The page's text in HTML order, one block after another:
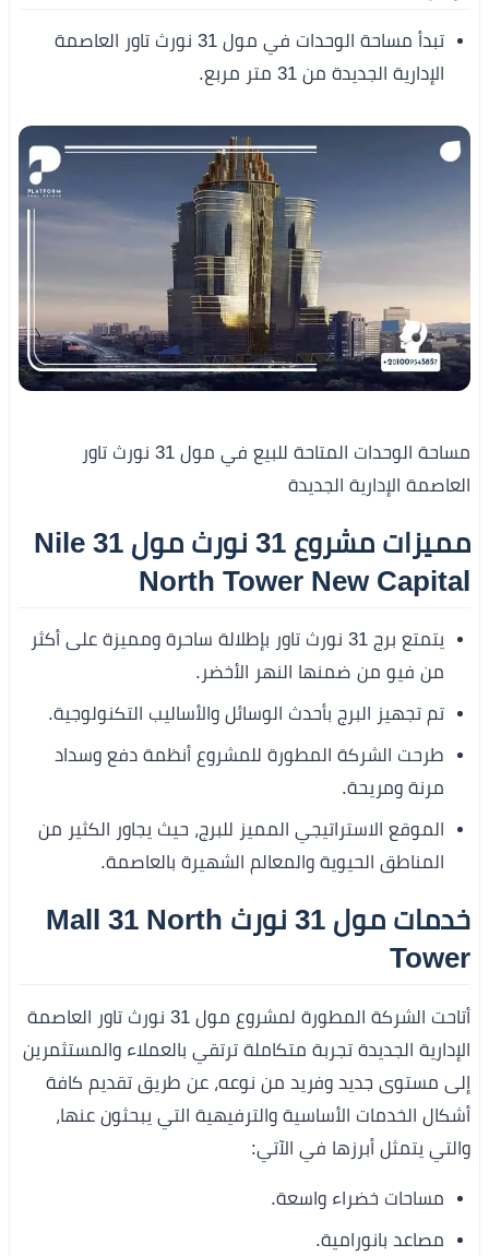
تبدأ مساحة الوحدات في مول 31 نورث تاور العاصمة
الإدارية الجديدة من 31 متر مربع.
مساحة الوحدات المتاحة للبيع في مول 31 نورث تاور
العاصمة الإدارية الجديدة
مميزات مشروع 31 نورث مول Nile 31
North Tower New Capital
يتمتع برج 31 نورث تاور بإطلالة ساحرة ومميزة على أكثر
من فيو من ضمنها النهر الأخضر.
تم تجهيز البرج بأحدث الوسائل والأساليب التكنولوجية.
طرحت الشركة المطورة للمشروع أنظمة دفع وسداد
مرنة ومريحة.
الموقع الاستراتيجي المميز للبرج، حيث يجاور الكثير من
المناطق الحيوية والمعالم الشهيرة بالعاصمة.
خدمات مول 31 نورث Mall 31 North
Tower
أتاحت الشركة المطورة لمشروع مول 31 نورث تاور العاصمة
الإدارية الجديدة تجربة متكاملة ترتقي بالعملاء والمستثمرين
إلى مستوى جديد وفريد من نوعه، عن طريق تقديم كافة
أشكال الخدمات الأساسية والترفيهية التي يبحثون عنها،
والتي يتمثل أبرزها في الآتي:
مساحات خضراء واسعة.
مصاعد بانورامية.